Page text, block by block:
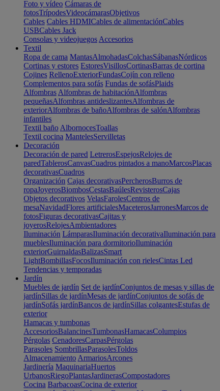
Foto y vídeo Cámaras de
fotosTrípodesVideocámarasObjetivos
Cables Cables HDMICables de alimentaciónCables
USBCables Jack
Consolas y videojuegos Accesorios
Textil
Ropa de cama MantasAlmohadasColchasSábanasNórdicos
Cortinas y estores EstoresVisillosCortinasBarras de cortina
Cojines RellenoExteriorFundasCojín con relleno
Complementos para sofás Fundas de sofásPlaids
Alfombras Alfombras de habitaciónAlfombras
pequeñasAlfombras antideslizantesAlfombras de
exteriorAlfombras de bañoAlfombras de salónAlfombras
infantiles
Textil baño AlbornocesToallas
Textil cocina MantelesServilletas
Decoración
Decoración de pared LetrerosEspejosRelojes de
paredTablerosCanvasCuadros pintados a manoMarcosPlacas
decorativasCuadros
Organización Cajas decorativasPercherosBurros de
ropaJoyerosBiombosCestasBaúlesRevisterosCajas
Objetos decorativos VelasFarolesCentros de
mesaNavidadFlores artificialesMaceterosJarronesMarcos de
fotosFiguras decorativasCajitas y
joyerosRelojesAmbientadores
Iluminación LámparasIluminación decorativaIluminación para
mueblesIluminación para dormitorioIluminación
exteriorGuirnaldasBalizasSmart
LightBombillasFocosIluminación con rielesCintas Led
Tendencias y temporadas
Jardín
Muebles de jardín Set de jardínConjuntos de mesas y sillas de
jardínSillas de jardínMesas de jardínConjuntos de sofás de
jardínSofás jardínBancos de jardínSillas colgantesEstufas de
exterior
Hamacas y tumbonas
AccesoriosBalancinesTumbonasHamacasColumpios
Pérgolas CenadoresCarpasPérgolas
Parasoles SombrillasParasolesToldos
Almacenamiento ArmariosArcones
Jardinería MaquinariaHuertos
UrbanosRiegoPlantasJardinerasCompostadores
Cocina BarbacoasCocina de exterior